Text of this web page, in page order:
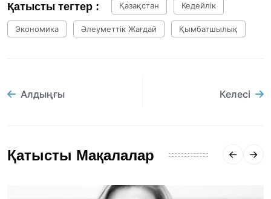
Қатысты тегтер : Қазақстан Кедейлік
Экономика Әлеуметтік Жағдай Қымбатшылық
Алдыңғы Келесі
Қатысты Мақалалар